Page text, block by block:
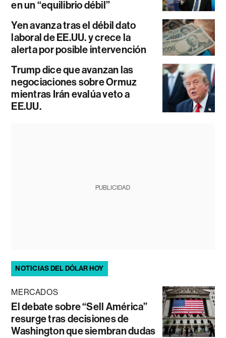
en un “equilibrio débil”
Yen avanza tras el débil dato
laboral de EE.UU. y crece la
alerta por posible intervención
Trump dice que avanzan las
negociaciones sobre Ormuz
mientras Irán evalúa veto a
EE.UU.
PUBLICIDAD
NOTICIAS DEL DÓLAR HOY
MERCADOS
El debate sobre “Sell América”
resurge tras decisiones de
Washington que siembran dudas